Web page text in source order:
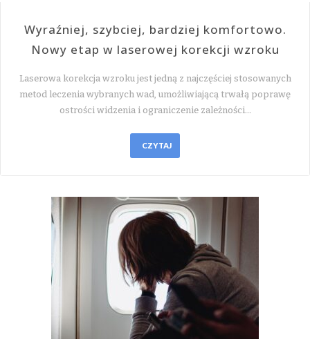
Wyraźniej, szybciej, bardziej komfortowo.
Nowy etap w laserowej korekcji wzroku
Laserowa korekcja wzroku jest jedną z najczęściej stosowanych
metod leczenia wybranych wad, umożliwiającą trwałą poprawę
ostrości widzenia i ograniczenie zależności…
CZYTAJ